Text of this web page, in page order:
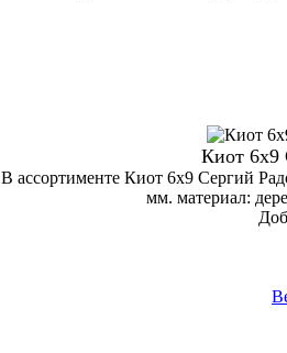
Киот 6х9
В ассортименте Киот 6х9 Сергий
мм. материал: